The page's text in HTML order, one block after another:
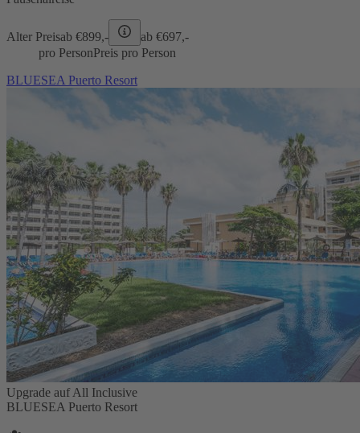
Alter Preisab €899,- ab €697,-
pro PersonPreis pro Person
BLUESEA Puerto Resort
Upgrade auf All Inclusive
BLUESEA Puerto Resort